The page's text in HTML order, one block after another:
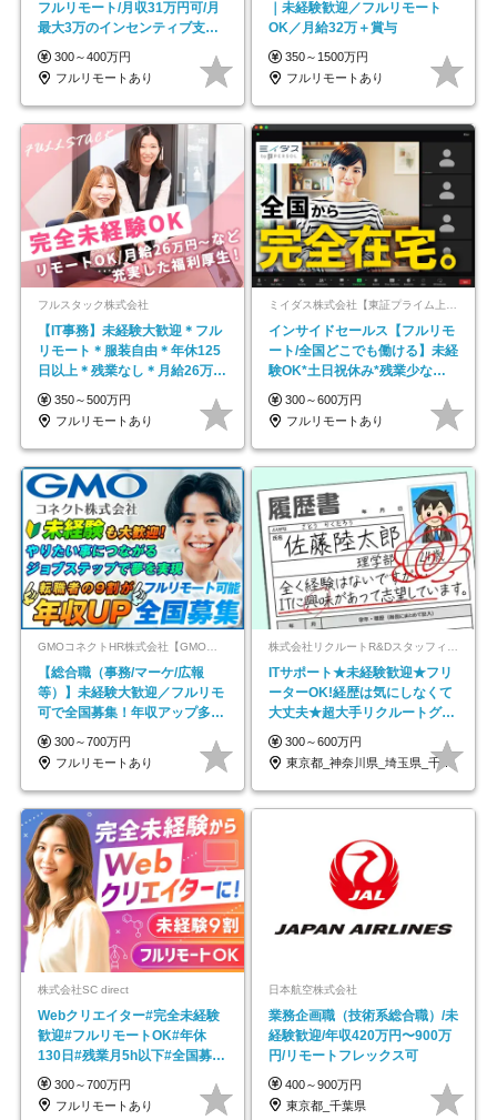
フルリモート/月収31万円可/月
最大3万のインセンティブ支給/
平均年齢33歳
300～400万円
フルリモートあり
｜未経験歓迎／フルリモート
OK／月給32万＋賞与
350～1500万円
フルリモートあり
フルスタック株式会社
【IT事務】未経験大歓迎＊フル
リモート＊服装自由＊年休125
日以上＊残業なし＊月給26万円
以上
350～500万円
フルリモートあり
インサイドセールス【フルリモ
ート/全国どこでも働ける】未経
験OK*土日祝休み*残業少なめ*
在宅勤務手当あり
300～600万円
フルリモートあり
GMOコネクトHR株式会社【GMOインターネットグループ】
【総合職（事務/マーケ/広報
等）】未経験大歓迎／フルリモ
可で全国募集！年収アップ多数
★年休最大130日★
300～700万円
フルリモートあり
株式会社リクルートR&Dスタッフィング【リクルートグループ】
ITサポート★未経験歓迎★フリ
ーターOK!経歴は気にしなくて
大丈夫★超大手リクルートグル
ープの正社員/sg
300～600万円
東京都_神奈川県_埼玉県_千葉県_大阪府…
株式会社SC direct
Webクリエイター#完全未経験
歓迎#フルリモートOK#年休
130日#残業月5h以下#全国募集
#最大1年の研修
300～700万円
フルリモートあり
日本航空株式会社
業務企画職（技術系総合職）/未
経験歓迎/年収420万円〜900万
円/リモートフレックス可
400～900万円
東京都_千葉県